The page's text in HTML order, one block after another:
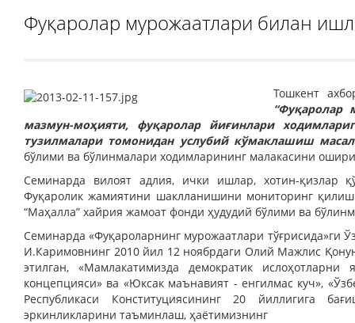
Фуқаролар мурожаатлари билан
Тошкент
“Фуқаролар
мазмун-моҳияти, фуқаролар йиғинлари
тузилмалари томонидан услубий кўмаклашиш
бўлими ва бўлинмалари ходимларининг малакасини
Семинарда вилоят адлия, ички ишлар, хотин-қизлар
Фуқаролик жамиятини шаклланишини мониторинг қилиш
“Маҳалла” хайрия жамоат фонди ҳудудий бўлими ва
Семинарда «Фуқароларнинг мурожаатлари тўғрисида»ги
И.Каримовнинг 2010 йил 12 ноябрдаги Олий Мажлис
этилган, «Мамлакатимизда демократик
концепцияси» ва «Юксак маънавият - енгилмас куч»,
Республикаси Конституциясининг 20 йиллигига
эркинликларини таъминлаш, ҳаётимизнинг